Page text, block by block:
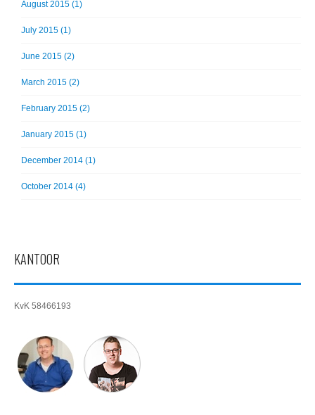
August 2015 (1)
July 2015 (1)
June 2015 (2)
March 2015 (2)
February 2015 (2)
January 2015 (1)
December 2014 (1)
October 2014 (4)
KANTOOR
KvK 58466193